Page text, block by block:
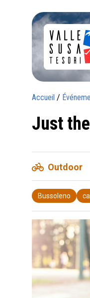
Accueil /
Just
pedal_bike Outdoor
Bussoleno